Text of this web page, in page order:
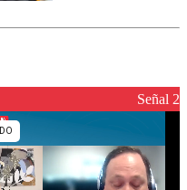
el fin de la
reconstrucciónSeñal 2